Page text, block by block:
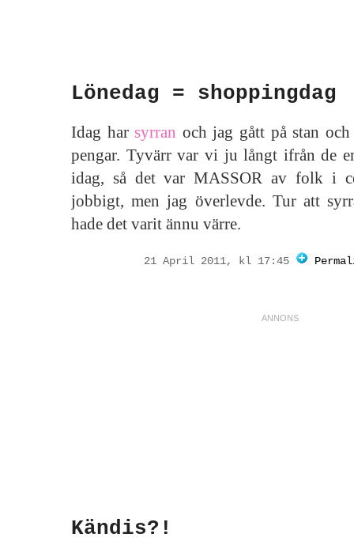
Lönedag = shoppingdag
Idag har syrran och jag gått på stan
pengar. Tyvärr var vi ju långt ifrån de
idag, så det var MASSOR av folk i
jobbigt, men jag överlevde. Tur att
hade det varit ännu värre.
21 April 2011, kl 17:45
Kändis?!